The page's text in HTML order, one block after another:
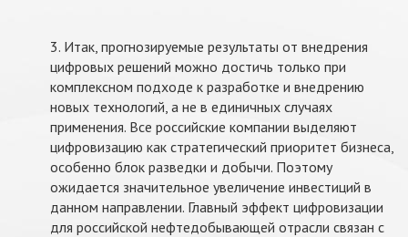
3. Итак, прогнозируемые результаты от внедрения
цифровых решений можно достичь только при
комплексном подходе к разработке и внедрению
новых технологий, а не в единичных случаях
применения. Все российские компании выделяют
цифровизацию как стратегический приоритет бизнеса,
особенно блок разведки и добычи. Поэтому
ожидается значительное увеличение инвестиций в
данном направлении. Главный эффект цифровизации
для российской нефтедобывающей отрасли связан с